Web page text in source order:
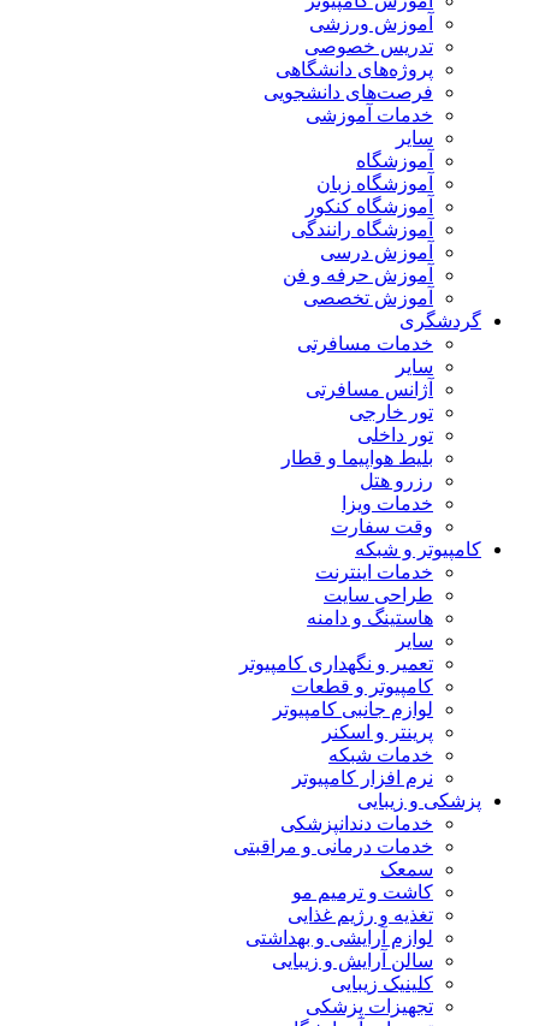
آموزش ورزشی
تدریس خصوصی
پروژه‌های دانشگاهی
فرصت‌های دانشجویی
خدمات آموزشی
سایر
آموزشگاه
آموزشگاه زبان
آموزشگاه کنکور
آموزشگاه رانندگی
آموزش درسی
آموزش حرفه و فن
آموزش تخصصی
گردشگری
خدمات مسافرتی
سایر
آژانس مسافرتی
تور خارجی
تور داخلی
بلیط هواپیما و قطار
رزرو هتل
خدمات ویزا
وقت سفارت
کامپیوتر و شبکه
خدمات اینترنت
طراحی سایت
هاستینگ و دامنه
سایر
تعمیر و نگهداری کامپیوتر
کامپیوتر و قطعات
لوازم جانبی کامپیوتر
پرینتر و اسکنر
خدمات شبکه
نرم افزار کامپیوتر
پزشکی و زیبایی
خدمات دندانپزشکی
خدمات درمانی و مراقبتی
سمعک
کاشت و ترمیم مو
تغذیه و رژیم غذایی
لوازم آرایشی و بهداشتی
سالن آرایش و زیبایی
کلینیک زیبایی
تجهیزات پزشکی